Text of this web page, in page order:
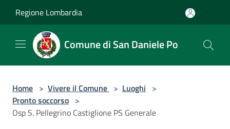
Regione Lombardia
Comune di San Daniele Po
Home > Vivere il Comune > Luoghi >
Pronto soccorso >
Osp S. Pellegrino Castiglione PS Generale